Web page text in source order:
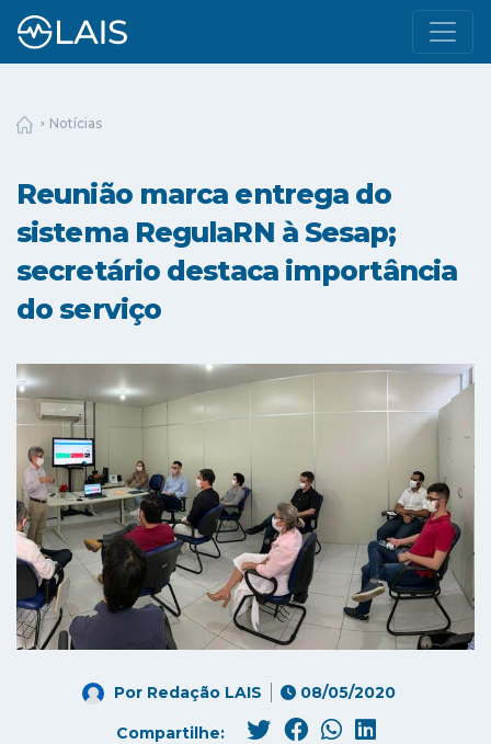
Notícias
Reunião marca entrega do
sistema RegulaRN à Sesap;
secretário destaca importância
do serviço
Por Redação LAIS 08/05/2020
Compartilhe: